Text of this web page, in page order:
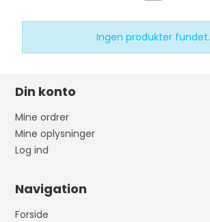
Ingen produkter fundet.
Din konto
Mine ordrer
Mine oplysninger
Log ind
Navigation
Forside